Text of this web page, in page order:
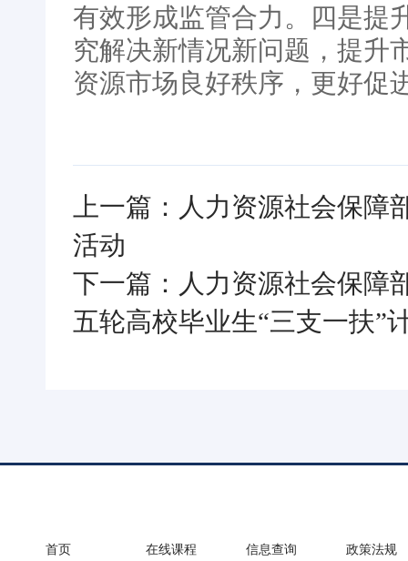
有效形成监管合力。四是提
究解决新情况新问题，提升
资源市场良好秩序，更好促
上一篇：人力资源社会保障
活动
下一篇：人力资源社会保障
五轮高校毕业生“三支一扶”
首页 在线课程 信息查询 政策法规